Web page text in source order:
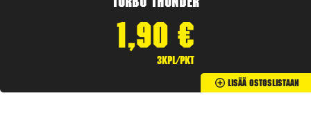
Turbo Thunder
1,90 €
3kpl/pkt
Lisää Ostoslistaan